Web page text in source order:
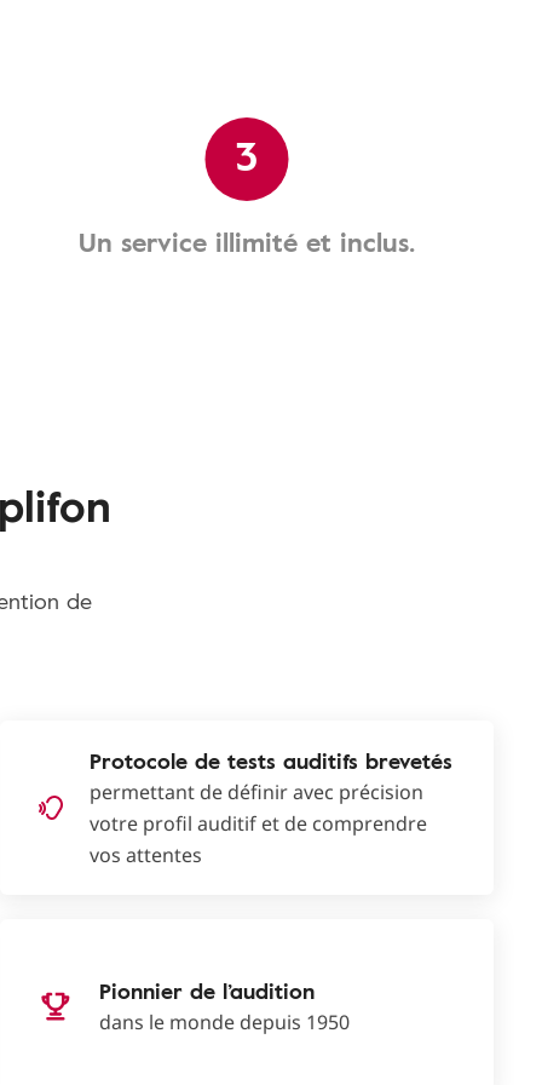
3
Un service illimité et inclus.
de
Protocole de tests auditifs brevetés
permettant de définir avec précision
votre profil auditif et de comprendre
vos attentes
Pionnier de l’audition
dans le monde depuis 1950